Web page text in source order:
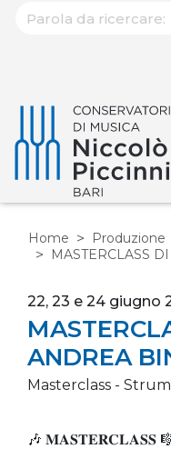
Home Produzione
MASTERCLASS
22, 23 e 24 giugno
ANDREA
Masterclass -
🎶 𝐌𝐀𝐒𝐓𝐄𝐑𝐂𝐋𝐀𝐒𝐒